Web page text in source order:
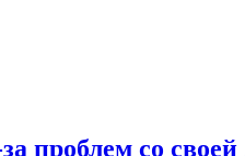
проблем со